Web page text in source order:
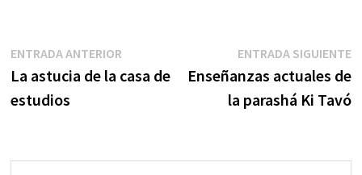
Navegación
de
ENTRADA ANTERIOREntrada
anterior:
La astucia de la casa de
estudios
ENTRADA SIGUIENTE
Enseñanzas actuales de
la parashá Ki Tavó